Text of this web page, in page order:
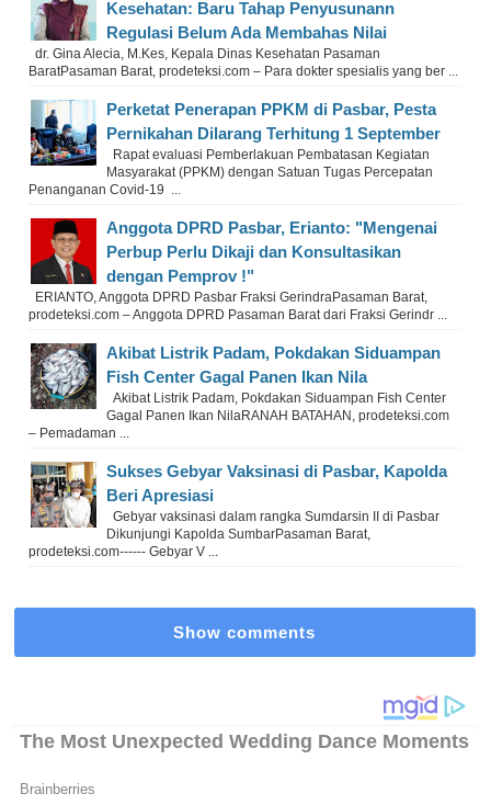
Kesehatan: Baru Tahap Penyusunann
Regulasi Belum Ada Membahas Nilai
dr. Gina Alecia, M.Kes, Kepala Dinas Kesehatan Pasaman
BaratPasaman Barat, prodeteksi.com – Para dokter spesialis yang ber ...
Perketat Penerapan PPKM di Pasbar, Pesta
Pernikahan Dilarang Terhitung 1 September
Rapat evaluasi Pemberlakuan Pembatasan Kegiatan
Masyarakat (PPKM) dengan Satuan Tugas Percepatan
Penanganan Covid-19 ...
Anggota DPRD Pasbar, Erianto: "Mengenai
Perbup Perlu Dikaji dan Konsultasikan
dengan Pemprov !"
ERIANTO, Anggota DPRD Pasbar Fraksi GerindraPasaman Barat,
prodeteksi.com – Anggota DPRD Pasaman Barat dari Fraksi Gerindr ...
Akibat Listrik Padam, Pokdakan Siduampan
Fish Center Gagal Panen Ikan Nila
Akibat Listrik Padam, Pokdakan Siduampan Fish Center
Gagal Panen Ikan NilaRANAH BATAHAN, prodeteksi.com
– Pemadaman ...
Sukses Gebyar Vaksinasi di Pasbar, Kapolda
Beri Apresiasi
Gebyar vaksinasi dalam rangka Sumdarsin II di Pasbar
Dikunjungi Kapolda SumbarPasaman Barat,
prodeteksi.com------ Gebyar V ...
Show comments